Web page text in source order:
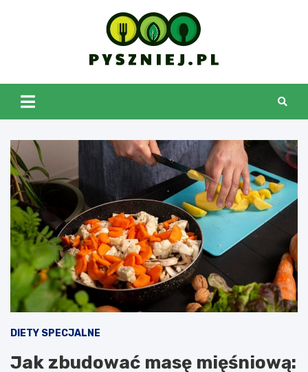
pyszniej.pl
DIETY SPECJALNE
Jak zbudować masę mięśniową: